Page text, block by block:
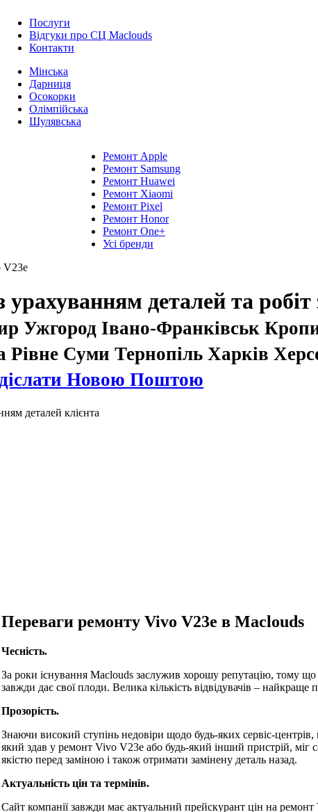
Послуги
Відгуки про СЦ Maclouds
Контакти
Мінська
Дарниця
Осокорки
Олімпійська
Шулявська
Ремонт Apple
Ремонт Samsung
Ремонт Huawei
Ремонт Xiaomi
Ремонт Pixel
Ремонт Honor
Ремонт One+
Усі бренди
V23e
деталей та робіт
Ужгород Івано-Франківськ
Рівне Суми Тернопіль Харків
Новою Поштою
деталей клієнта
Переваги ремонту Vivo V23e в Maclouds
Чесність.
За роки існування Maclouds заслужив хорошу репутацію, тому що
завжди дає свої плоди. Велика кількість відвідувачів – найкраще
Прозорість.
Знаючи високий ступінь недовіри щодо будь-яких сервіс-
який здав у ремонт Vivo V23e або будь-який інший пристрій, міг
якістю перед заміною і також отримати замінену деталь назад.
Актуальність цін та термінів.
Сайт компанії завжди має актуальний прейскурант цін на